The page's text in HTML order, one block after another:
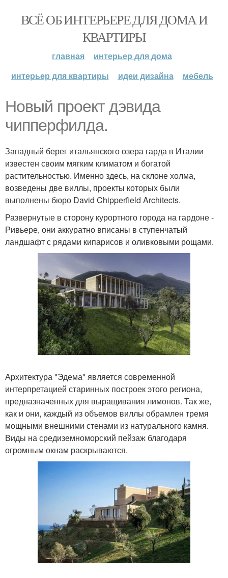
ВСЁ ОБ ИНТЕРЬЕРЕ ДЛЯ ДОМА И
КВАРТИРЫ
главная
интерьер для дома
интерьер для квартиры
идеи дизайна мебель
Новый проект дэвида
чипперфилда.
Западный берег итальянского озера гарда в Италии
известен своим мягким климатом и богатой
растительностью. Именно здесь, на склоне холма,
возведены две виллы, проекты которых были
выполнены бюро David Chipperfield Architects.
Развернутые в сторону курортного города на гардоне -
Ривьере, они аккуратно вписаны в ступенчатый
ландшафт с рядами кипарисов и оливковыми рощами.
Архитектура "Эдема" является современной
интерпретацией старинных построек этого региона,
предназначенных для выращивания лимонов. Так же,
как и они, каждый из объемов виллы обрамлен тремя
мощными внешними стенами из натурального камня.
Виды на средиземноморский пейзаж благодаря
огромным окнам раскрываются.